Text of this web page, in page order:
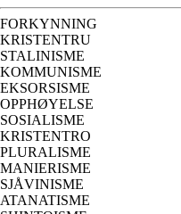
FORKYNNING
KRISTENTRU
STALINISME
KOMMUNISME
EKSORSISME
OPPHØYELSE
SOSIALISME
KRISTENTRO
PLURALISME
MANIERISME
SJÅVINISME
ATANATISME